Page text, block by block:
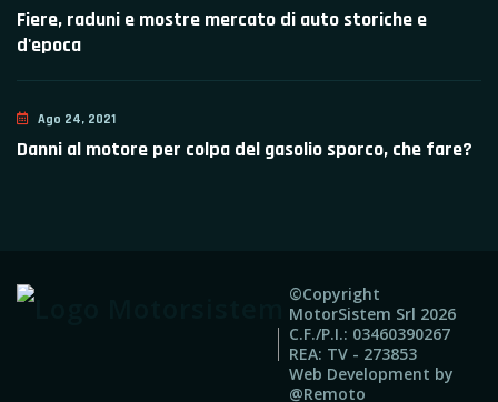
Fiere, raduni e mostre mercato di auto storiche e
d'epoca
Ago 24, 2021
Danni al motore per colpa del gasolio sporco, che fare?
©Copyright
MotorSistem Srl 2026
C.F./P.I.: 03460390267
REA: TV - 273853
Web Development by
@Remoto